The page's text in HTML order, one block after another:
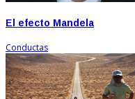
El efecto Mandela
Conductas